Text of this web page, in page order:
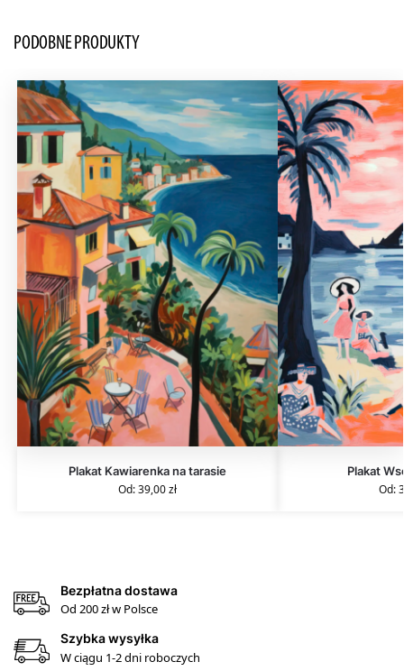
PODOBNE PRODUKTY
Plakat Kawiarenka na tarasie
Od:39,00zł
Plakat
Od:
Bezpłatna dostawa
Od 200 zł w Polsce
Szybka wysyłka
W ciągu 1-2 dni roboczych